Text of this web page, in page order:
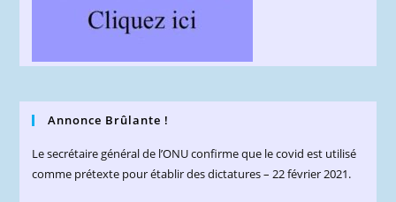
Annonce Brûlante !
Le secrétaire général de l’ONU confirme que le covid est utilisé
comme prétexte pour établir des dictatures – 22 février 2021.